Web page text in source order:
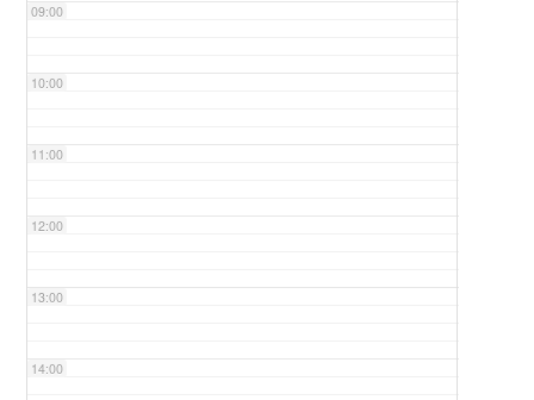
09:00
10:00
11:00
12:00
13:00
14:00